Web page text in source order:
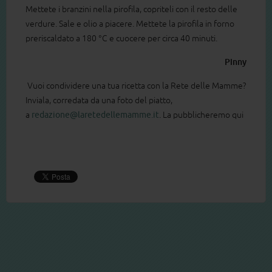
Mettete i branzini nella pirofila, copriteli con il resto delle
verdure. Sale e olio a piacere. Mettete la pirofila in forno
preriscaldato a 180 °C e cuocere per circa 40 minuti.
Pinny
Vuoi condividere una tua ricetta con la Rete delle Mamme?
Inviala, corredata da una foto del piatto,
a redazione@laretedellemamme.it . La pubblicheremo qui